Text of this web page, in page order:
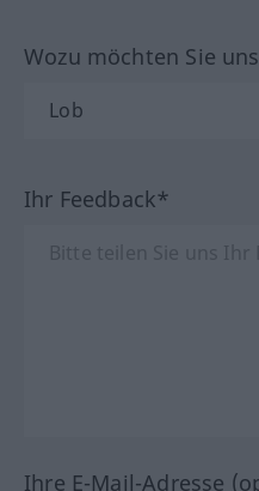
Wozu möchten Sie
Ihr Feedback*
Ihre E-Mail-Adresse